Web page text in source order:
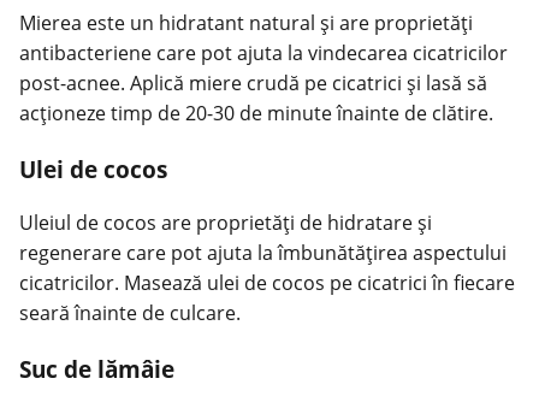
Mierea este un hidratant natural și are proprietăți
antibacteriene care pot ajuta la vindecarea cicatricilor
post-acnee. Aplică miere crudă pe cicatrici și lasă să
acționeze timp de 20-30 de minute înainte de clătire.
Ulei de cocos
Uleiul de cocos are proprietăți de hidratare și
regenerare care pot ajuta la îmbunătățirea aspectului
cicatricilor. Masează ulei de cocos pe cicatrici în fiecare
seară înainte de culcare.
Suc de lămâie